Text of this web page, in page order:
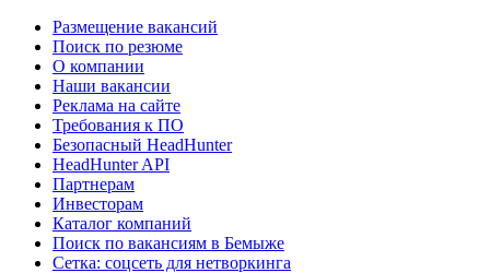
Размещение вакансий
Поиск по резюме
О компании
Наши вакансии
Реклама на сайте
Требования к ПО
Безопасный HeadHunter
HeadHunter API
Партнерам
Инвесторам
Каталог компаний
Поиск по вакансиям в Бемыже
Сетка: соцсеть для нетворкинга